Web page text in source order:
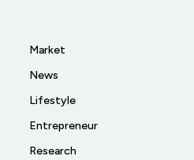
Market
News
Lifestyle
Entrepreneur
Research